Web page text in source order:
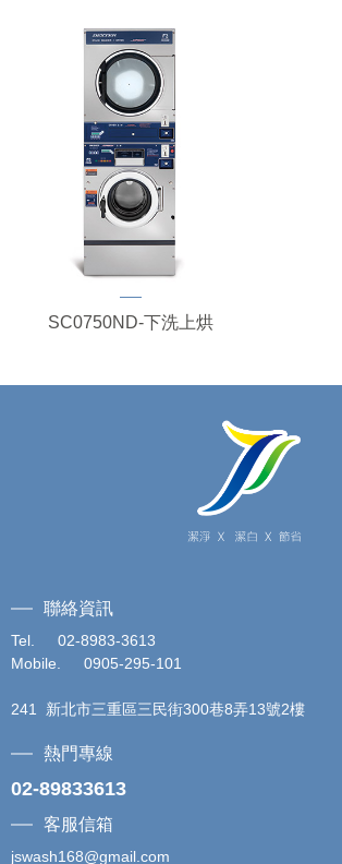
SC0750ND-下洗上烘
聯絡資訊
Tel. 02-8983-3613
Mobile. 0905-295-101
241 新北市三重區三民街300巷8弄13號2樓
熱門專線
02-89833613
客服信箱
jswash168@gmail.com